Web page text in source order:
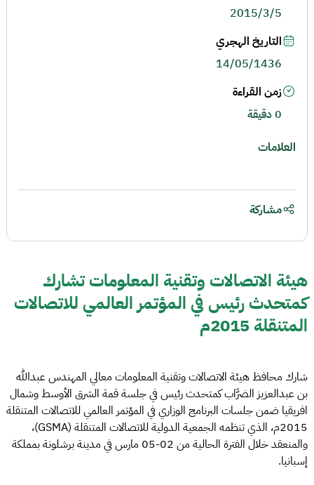
هيئة الاتصالات وتقنية المعلومات تشارك
كمتحدث رئيس في المؤتمر العالمي للاتصالات
المتنقلة 2015م
شارك محافظ هيئة الاتصالات وتقنية المعلومات معالي المهندس عبدالله
بن عبدالعزيز الضرَّاب كمتحدث رئيس في جلسة قمة الشرق الأوسط وشمال
افريقيا ضمن جلسات البرنامج الوزاري في المؤتمر العالمي للاتصالات المتنقلة
2015م، الذي تنظمه الجمعية الدولية للاتصالات المتنقلة (GSMA)،
والمنعقد خلال الفترة الحالية من 02-05 مارس في مدينة برشلونة بمملكة
إسبانيا.
2015/3/5
التاريخ الهجري
14/05/1436
زمن القراءة
0 دقيقة
العلامات
مشاركة